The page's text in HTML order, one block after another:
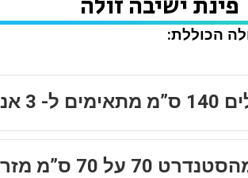
הכוללת:
כריות גדולות מהסטנדרט 70